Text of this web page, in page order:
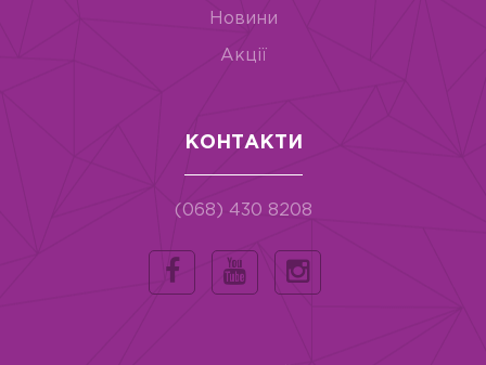
Новини
Акції
КОНТАКТИ
(068) 430 8208